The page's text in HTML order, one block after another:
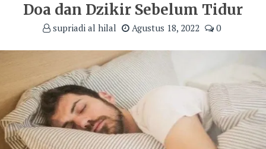
Doa dan Dzikir Sebelum Tidur
supriadi al hilal Agustus 18, 2022 0